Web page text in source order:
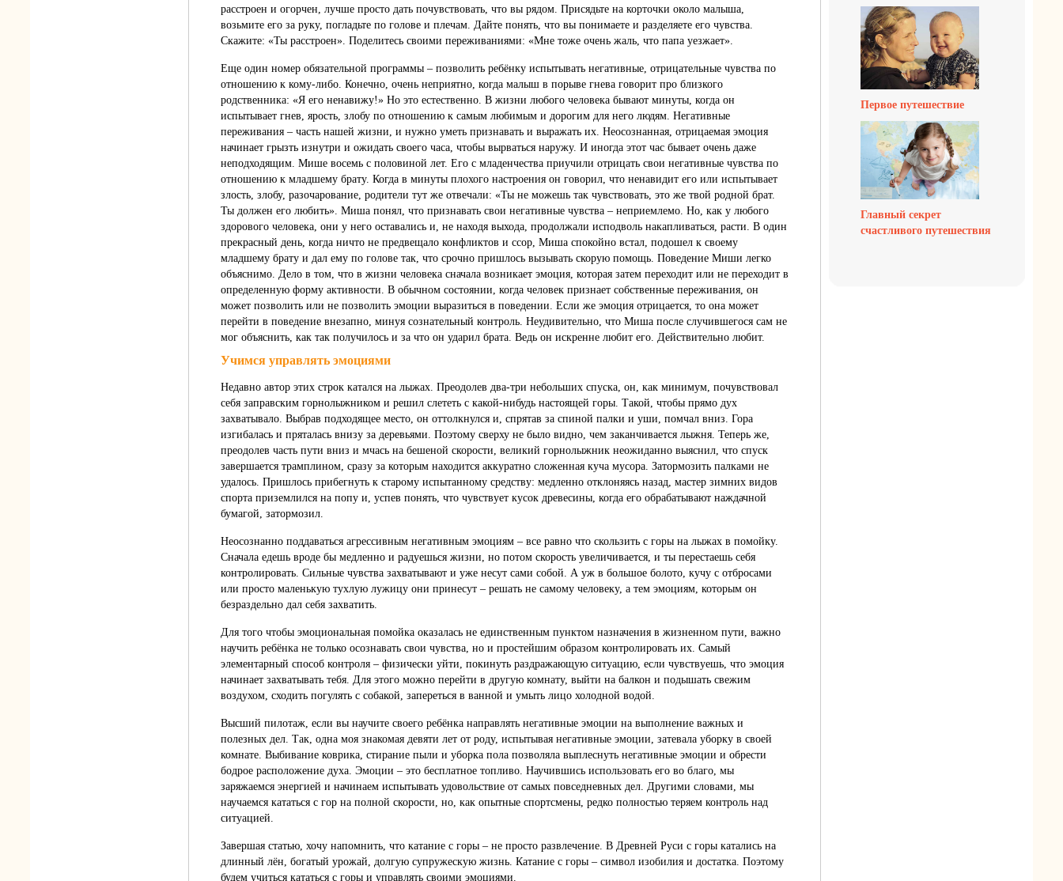
расстроен и огорчен, лучше просто дать почувствовать, что вы рядом. Присядьте на корточки около малыша,
возьмите его за руку, погладьте по голове и плечам. Дайте понять, что вы понимаете и разделяете его чувства.
Скажите: «Ты расстроен». Поделитесь своими переживаниями: «Мне тоже очень жаль, что папа уезжает».
Еще один номер обязательной программы – позволить ребёнку испытывать негативные, отрицательные чувства по
отношению к кому-либо. Конечно, очень неприятно, когда малыш в порыве гнева говорит про близкого
родственника: «Я его ненавижу!» Но это естественно. В жизни любого человека бывают минуты, когда он
испытывает гнев, ярость, злобу по отношению к самым любимым и дорогим для него людям. Негативные
переживания – часть нашей жизни, и нужно уметь признавать и выражать их. Неосознанная, отрицаемая эмоция
начинает грызть изнутри и ожидать своего часа, чтобы вырваться наружу. И иногда этот час бывает очень даже
неподходящим. Мише восемь с половиной лет. Его с младенчества приучили отрицать свои негативные чувства по
отношению к младшему брату. Когда в минуты плохого настроения он говорил, что ненавидит его или испытывает
злость, злобу, разочарование, родители тут же отвечали: «Ты не можешь так чувствовать, это же твой родной брат.
Ты должен его любить». Миша понял, что признавать свои негативные чувства – неприемлемо. Но, как у любого
здорового человека, они у него оставались и, не находя выхода, продолжали исподволь накапливаться, расти. В один
прекрасный день, когда ничто не предвещало конфликтов и ссор, Миша спокойно встал, подошел к своему
младшему брату и дал ему по голове так, что срочно пришлось вызывать скорую помощь. Поведение Миши легко
объяснимо. Дело в том, что в жизни человека сначала возникает эмоция, которая затем переходит или не переходит в
определенную форму активности. В обычном состоянии, когда человек признает собственные переживания, он
может позволить или не позволить эмоции выразиться в поведении. Если же эмоция отрицается, то она может
перейти в поведение внезапно, минуя сознательный контроль. Неудивительно, что Миша после случившегося сам не
мог объяснить, как так получилось и за что он ударил брата. Ведь он искренне любит его. Действительно любит.
Учимся управлять эмоциями
Недавно автор этих строк катался на лыжах. Преодолев два-три небольших спуска, он, как минимум, почувствовал
себя заправским горнолыжником и решил слететь с какой-нибудь настоящей горы. Такой, чтобы прямо дух
захватывало. Выбрав подходящее место, он оттолкнулся и, спрятав за спиной палки и уши, помчал вниз. Гора
изгибалась и пряталась внизу за деревьями. Поэтому сверху не было видно, чем заканчивается лыжня. Теперь же,
преодолев часть пути вниз и мчась на бешеной скорости, великий горнолыжник неожиданно выяснил, что спуск
завершается трамплином, сразу за которым находится аккуратно сложенная куча мусора. Затормозить палками не
удалось. Пришлось прибегнуть к старому испытанному средству: медленно отклоняясь назад, мастер зимних видов
спорта приземлился на попу и, успев понять, что чувствует кусок древесины, когда его обрабатывают наждачной
бумагой, затормозил.
Неосознанно поддаваться агрессивным негативным эмоциям – все равно что скользить с горы на лыжах в помойку.
Сначала едешь вроде бы медленно и радуешься жизни, но потом скорость увеличивается, и ты перестаешь себя
контролировать. Сильные чувства захватывают и уже несут сами собой. А уж в большое болото, кучу с отбросами
или просто маленькую тухлую лужицу они принесут – решать не самому человеку, а тем эмоциям, которым он
безраздельно дал себя захватить.
Для того чтобы эмоциональная помойка оказалась не единственным пунктом назначения в жизненном пути, важно
научить ребёнка не только осознавать свои чувства, но и простейшим образом контролировать их. Самый
элементарный способ контроля – физически уйти, покинуть раздражающую ситуацию, если чувствуешь, что эмоция
начинает захватывать тебя. Для этого можно перейти в другую комнату, выйти на балкон и подышать свежим
воздухом, сходить погулять с собакой, запереться в ванной и умыть лицо холодной водой.
Высший пилотаж, если вы научите своего ребёнка направлять негативные эмоции на выполнение важных и
полезных дел. Так, одна моя знакомая девяти лет от роду, испытывая негативные эмоции, затевала уборку в своей
комнате. Выбивание коврика, стирание пыли и уборка пола позволяла выплеснуть негативные эмоции и обрести
бодрое расположение духа. Эмоции – это бесплатное топливо. Научившись использовать его во благо, мы
заряжаемся энергией и начинаем испытывать удовольствие от самых повседневных дел. Другими словами, мы
научаемся кататься с гор на полной скорости, но, как опытные спортсмены, редко полностью теряем контроль над
ситуацией.
Завершая статью, хочу напомнить, что катание с горы – не просто развлечение. В Древней Руси с горы катались на
длинный лён, богатый урожай, долгую супружескую жизнь. Катание с горы – символ изобилия и достатка. Поэтому
будем учиться кататься с горы и управлять своими эмоциями.
Первое путешествие
Главный секрет
счастливого путешествия